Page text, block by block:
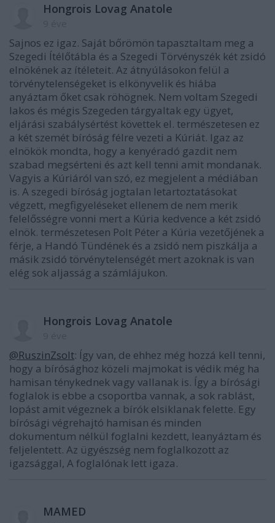
Hongrois Lovag Anatole
Sajnos ez igaz. Saját bőrömön tapasztaltam meg a
Szegedi Ítélőtábla és a Szegedi Törvényszék két zsidó
elnökének az ítéleteit. Az átnyúlásokon felül a
törvénytelenségeket is elkönyvelik és hiába
anyáztam őket csak röhögnek. Nem voltam Szegedi
lakos és mégis Szegeden tárgyaltak egy ügyet,
eljárási szabálysértést követtek el. természetesen ez
a két szemét bíróság félre vezeti a Kúriát. Igaz az
elnökök mondta, hogy a kenyéradó gazdit nem
szabad megsérteni és azt kell tenni amit mondanak.
Vagyis a Kúriáról van szó, ez megjelent a médiában
is. A szegedi bíróság jogtalan letartoztatásokat
végzett, megfigyeléseket ellenem de nem merik
felelősségre vonni mert a Kúria kedvence a két zsidó
elnök. természetesen Polt Péter a Kúria vezetőjének a
férje, a Handó Tündének és a zsidó nem piszkálja a
másik zsidó törvénytelenségét mert azoknak is van
elég sok aljasság a számlájukon.
Hongrois Lovag Anatole
@RuszinZsolt: Így van, de ehhez még hozzá kell tenni,
hogy a bírósághoz közeli majmokat is védik még ha
hamisan ténykednek vagy vallanak is. Így a bírósági
foglalok is ebbe a csoportba vannak, a sok rablást,
lopást amit végeznek a bírók elsiklanak felette. Egy
bírósági végrehajtó hamisan és minden
dokumentum nélkül foglalni kezdett, leanyáztam és
feljelentett. Az ügyészség nem foglalkozott az
igazsággal, A foglalónak lett igaza.
MAMED